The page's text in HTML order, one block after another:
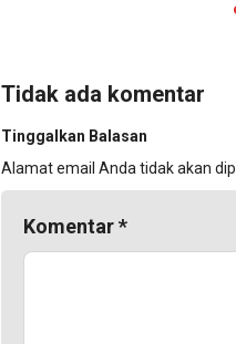
Tidak ada komentar
Tinggalkan Balasan
Alamat email Anda tidak akan
Komentar*